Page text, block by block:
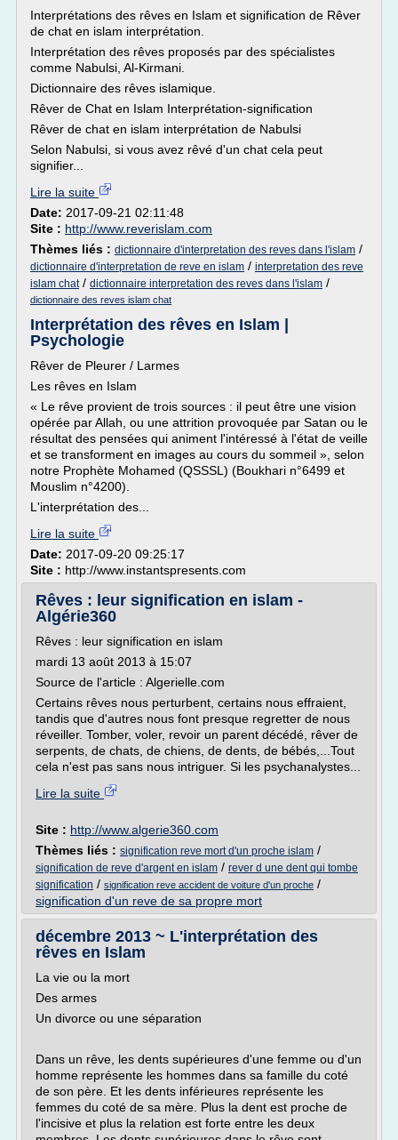
Interprétations des rêves en Islam et signification de Rêver
de chat en islam interprétation.
Interprétation des rêves proposés par des spécialistes
comme Nabulsi, Al-Kirmani.
Dictionnaire des rêves islamique.
Rêver de Chat en Islam Interprétation-signification
Rêver de chat en islam interprétation de Nabulsi
Selon Nabulsi, si vous avez rêvé d'un chat cela peut
signifier...
Lire la suite
Date: 2017-09-21 02:11:48
Site : http://www.reverislam.com
Thèmes liés : dictionnaire d'interpretation des reves dans l'islam /
dictionnaire d'interpretation de reve en islam / interpretation des reve
islam chat/ dictionnaire interpretation des reves dans l'islam /
dictionnaire des reves islam chat
Interprétation des rêves en Islam |
Psychologie
Rêver de Pleurer / Larmes
Les rêves en Islam
« Le rêve provient de trois sources : il peut être une vision
opérée par Allah, ou une attrition provoquée par Satan ou le
résultat des pensées qui animent l'intéressé à l'état de veille
et se transforment en images au cours du sommeil », selon
notre Prophète Mohamed (QSSSL) (Boukhari n°6499 et
Mouslim n°4200).
L'interprétation des...
Lire la suite
Date: 2017-09-20 09:25:17
Site : http://www.instantspresents.com
Rêves : leur signification en islam -
Algérie360
Rêves : leur signification en islam
mardi 13 août 2013 à 15:07
Source de l'article : Algerielle.com
Certains rêves nous perturbent, certains nous effraient,
tandis que d'autres nous font presque regretter de nous
réveiller. Tomber, voler, revoir un parent décédé, rêver de
serpents, de chats, de chiens, de dents, de bébés,...Tout
cela n'est pas sans nous intriguer. Si les psychanalystes...
Lire la suite
Site : http://www.algerie360.com
Thèmes liés : signification reve mort d'un proche islam /
signification de reve d'argent en islam / rever d une dent qui tombe
signification / signification reve accident de voiture d'un proche /
signification d'un reve de sa propre mort
décembre 2013 ~ L'interprétation des
rêves en Islam
La vie ou la mort
Des armes
Un divorce ou une séparation
Dans un rêve, les dents supérieures d'une femme ou d'un
homme représente les hommes dans sa famille du coté
de son père. Et les dents inférieures représente les
femmes du coté de sa mère. Plus la dent est proche de
l'incisive et plus la relation est forte entre les deux